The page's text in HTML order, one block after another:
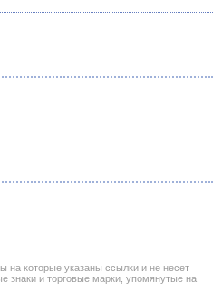
которые указаны ссылки и не несет
знаки и торговые марки, упомянутые на